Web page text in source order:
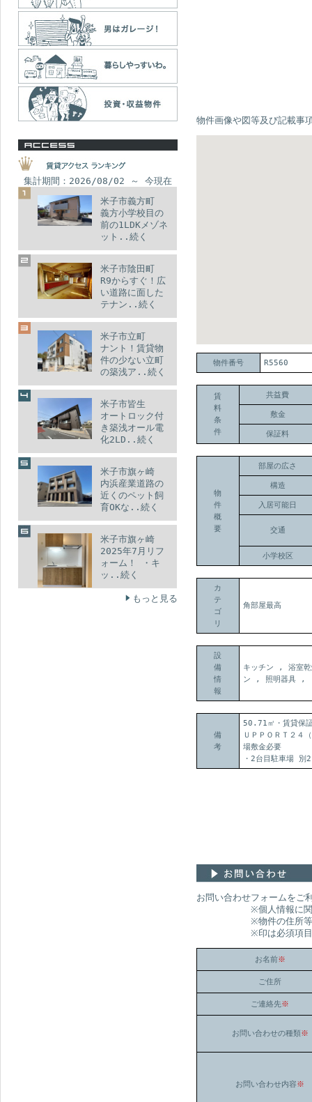
集計期間：2026/08/02 ～ 今現在
米子市義方町
義方小学校目の
前の1LDKメゾネ
ット..続く
米子市陰田町
R9からすぐ！広
い道路に面した
テナン..続く
米子市立町
ナント！賃貸物
件の少ない立町
の築浅ア..続く
米子市皆生
オートロック付
き築浅オール電
化2LD..続く
米子市旗ヶ崎
内浜産業道路の
近くのペット飼
育OKな..続く
米子市旗ヶ崎
2025年7月リフ
ォーム！ ・キ
ッ..続く
もっと見る
物件画像や図等及び記載事
物件番号 R5560
賃
料
条
件
共益費
敷金
保証料
物
件
概
要
部屋の広さ
構造
入居可能日
交通
小学校区
カ
テ
ゴ
リ
角部屋最高
設
備
情
報
キッチン , 浴室
ン , 照明器具 ,
備
考
50.71㎡・賃貸保
ＵＰＰＯＲＴ２４
場敷金必要
・2台目駐車場 別
お問い合わせフォームをご
※個人情報に関わるお
※物件の住所等の所在
※印は必須項目です。
お名前※
ご住所
ご連絡先※
お問い合わせの種類※
お問い合わせ内容※